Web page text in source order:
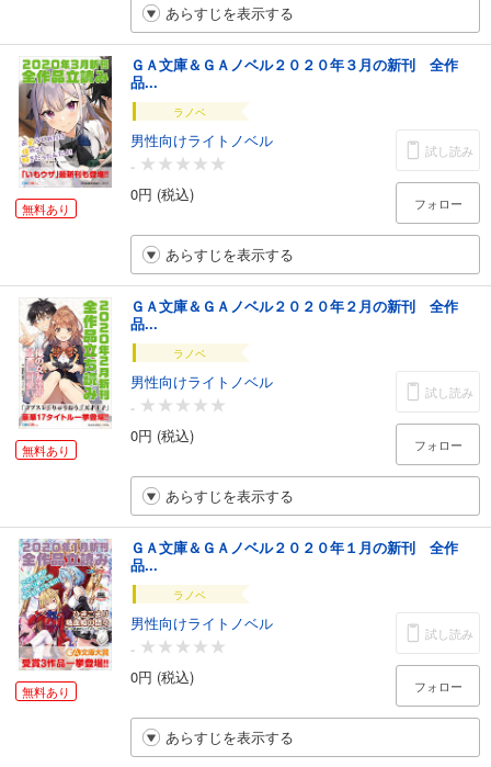
あらすじを表示する
無料あり
ＧＡ文庫＆ＧＡノベル２０２０年３月の新刊 全作
品...
ラノベ
男性向けライトノベル
-
0円 (税込)
試し読み
フォロー
あらすじを表示する
無料あり
ＧＡ文庫＆ＧＡノベル２０２０年２月の新刊 全作
品...
ラノベ
男性向けライトノベル
-
0円 (税込)
試し読み
フォロー
あらすじを表示する
無料あり
ＧＡ文庫＆ＧＡノベル２０２０年１月の新刊 全作
品...
ラノベ
男性向けライトノベル
-
0円 (税込)
試し読み
フォロー
あらすじを表示する